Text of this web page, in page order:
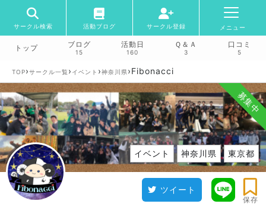
サークル検索 活動ブログ サークル登録 メニュー
トップ ブログ
15
活動日
160
Ｑ＆Ａ
3
口コミ
5
TOP›サークル一覧 › イベント ›神奈川県›Fibonacci
募集中
イベント 神奈川県 東京都
ツイート
保存